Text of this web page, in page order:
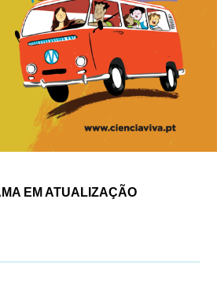
EM ATUALIZAÇÃO